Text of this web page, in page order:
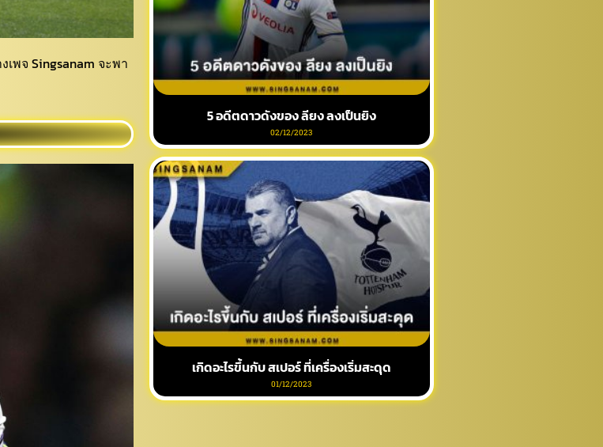
พจ Singsanam จะพา
5 อดีตดาวดังของ ลียง ลงเป็นยิง
02/12/2023
เกิดอะไรขึ้นกับ สเปอร์ ที่เครื่องเริ่มสะดุด
01/12/2023